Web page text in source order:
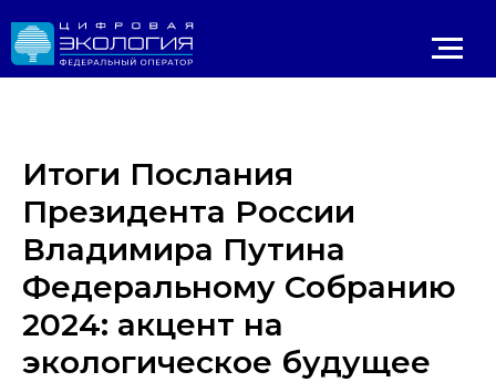
Реестр ОНВОС Реестр лицензий
Итоги Послания
Президента России
Владимира Путина
Федеральному Собранию
2024: акцент на
экологическое будущее